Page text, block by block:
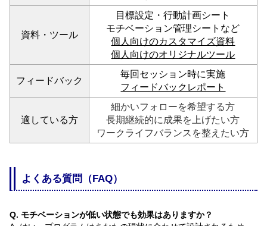
資料・ツール
目標設定・行動計画シート
モチベーション管理シートなど
個人向けのカスタマイズ資料
個人向けのオリジナルツール
フィードバック
毎回セッション時に実施
フィードバックレポート
適している方
細かいフォローを希望する方
長期継続的に成果を上げたい方
ワークライフバランスを整えたい方
よくある質問（FAQ）
Q. モチベーションが低い状態でも効果はありますか？